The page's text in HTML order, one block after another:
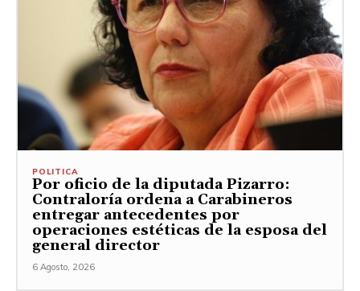
POLITICA
Por oficio de la diputada Pizarro:
Contraloría ordena a Carabineros
entregar antecedentes por
operaciones estéticas de la esposa del
general director
6 Agosto, 2026